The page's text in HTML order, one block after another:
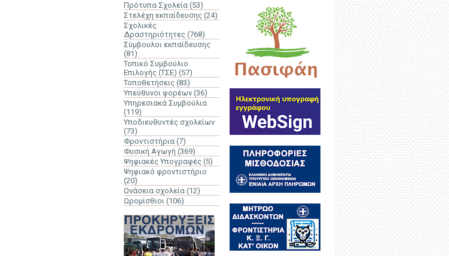
Πρότυπα Σχολεία (53)
Στελέχη εκπαίδευσης (24)
Σχολικές
Δραστηριότητες (768)
Σύμβουλοι εκπαίδευσης
(81)
Τοπικό Συμβούλιο
Επιλογής (ΤΣΕ) (57)
Τοποθετήσεις (83)
Υπεύθυνοι φορέων (36)
Υπηρεσιακά Συμβούλια
(119)
Υποδιευθυντές σχολείων
(73)
Φροντιστήρια (7)
Φυσική Αγωγή (369)
Ψηφιακές Υπογραφές (5)
Ψηφιακό φροντιστήριο
(20)
Ωνάσεια σχολεία (12)
Ωρομίσθιοι (106)